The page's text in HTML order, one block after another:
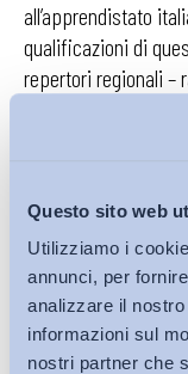
Questo sito web
Utilizziamo i
annunci, per
analizzare il
informazioni sul
nostri partner che
all’apprendistato
qualificazioni di
repertori regionali –
Ciò che oggi
strutturato tra tali
associati
componente
dell’apprendistato
qualificazioni
pubblici,